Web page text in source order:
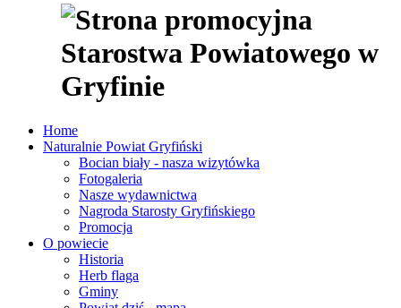
Home
Naturalnie Powiat Gryfiński
Bocian biały - nasza wizytówka
Fotogaleria
Nasze wydawnictwa
Nagroda Starosty Gryfińskiego
Promocja
O powiecie
Historia
Herb flaga
Gminy